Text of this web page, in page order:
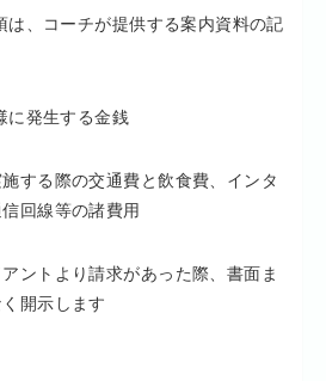
は、コーチが提供する案内資料の記
に発生する金銭
する際の交通費と飲食費、インタ
回線等の諸費用
ントより請求があった際、書面ま
開示します